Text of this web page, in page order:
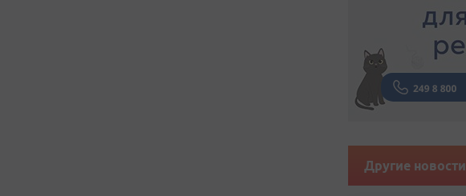
Другие новости